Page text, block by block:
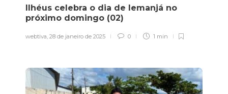
Ilhéus celebra o dia de Iemanjá no
próximo domingo (02)
webtiva 28 de janeiro de 2025 0 1 min